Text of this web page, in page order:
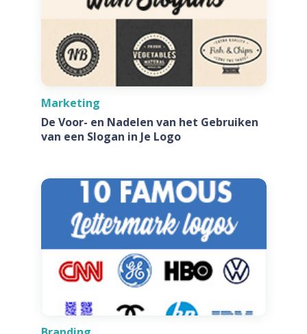
Marketing
De Voor- en Nadelen van het Gebruiken
van een Slogan in Je Logo